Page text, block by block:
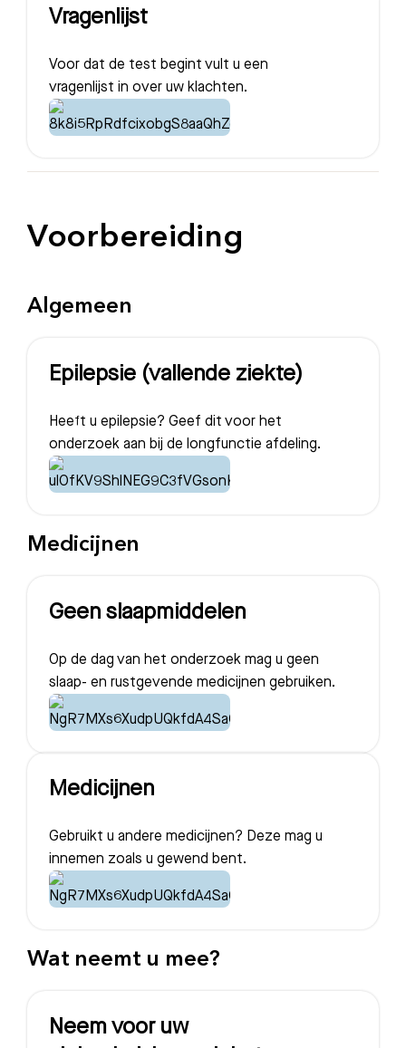
Vragenlijst
Voor dat de test begint vult u een
vragenlijst in over uw klachten.
Voorbereiding
Algemeen
Epilepsie (vallende ziekte)
Heeft u epilepsie? Geef dit voor het
onderzoek aan bij de longfunctie afdeling.
Medicijnen
Geen slaapmiddelen
Op de dag van het onderzoek mag u geen
slaap- en rustgevende medicijnen gebruiken.
Medicijnen
Gebruikt u andere medicijnen? Deze mag u
innemen zoals u gewend bent.
Wat neemt u mee?
Neem voor uw